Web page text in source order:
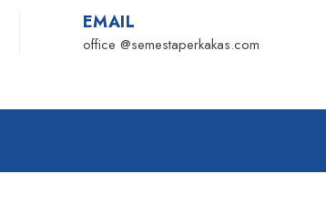
EMAIL
office @semestaperkakas.com